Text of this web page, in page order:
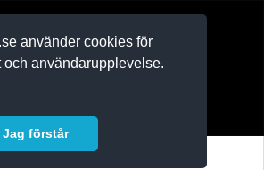
använder cookies för
och användarupplevelse.
Jag förstår